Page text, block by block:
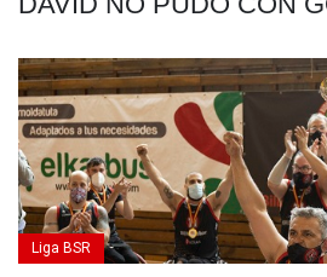
Liga BSR